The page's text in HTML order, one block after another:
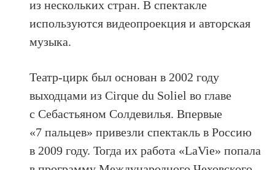
из нескольких стран. В спектакле
используются видеопроекция и авторская
музыка.
Театр-цирк был основан в 2002 году
выходцами из Cirque du Soliel во главе
с Себастьяном Солдевилья. Впервые
«7 пальцев» привезли спектакль в Россию
в 2009 году. Тогда их работа «LaVie» попала